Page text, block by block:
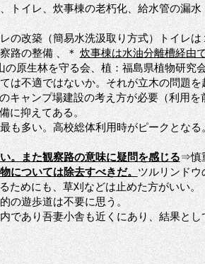
トイレ、炊事棟の老朽化、給水管の漏水
の改築（簡易水洗汲取り方式）トイレ
路の整備 、＊炊事棟は水油分離槽経由
の原生林を守る会、植：福島県植物研究
は不適ではないか。それが立木の問題
キャンプ場建設の考え方が必要（利用
に抑えてある。
も多い。高校総体利用時がピークとな
。また観察路の意味に疑問を感じる⇒慎
については除去すべきだ。ツルリンドウ
ためにも、草刈などは止めた方がいい。
の遊歩道は不要に思う。
であり吾妻小舎も近くにあり、結果と